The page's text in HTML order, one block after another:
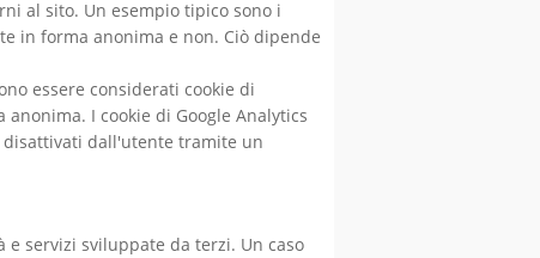
al sito. Un esempio tipico sono i
in forma anonima e non. Ciò dipende
essere considerati cookie di
I cookie di Google Analytics
dall'utente tramite un
servizi sviluppate da terzi. Un caso